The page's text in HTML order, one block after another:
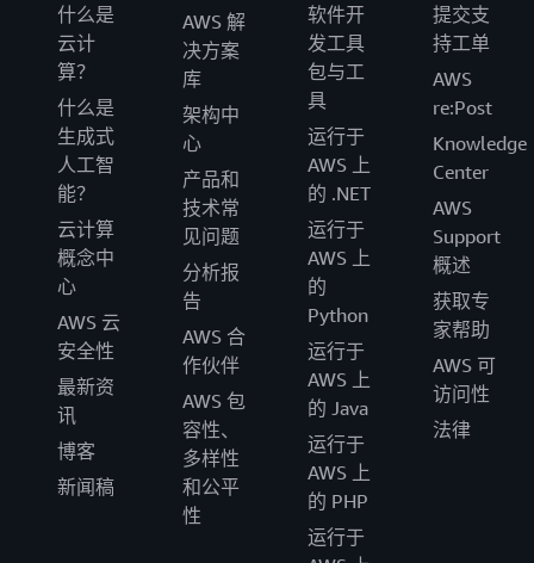
什么是
云计
算？
什么是
生成式
人工智
能？
云计算
概念中
心
AWS 云
安全性
最新资
讯
博客
新闻稿
AWS 解
决方案
库
架构中
心
产品和
技术常
见问题
分析报
告
AWS 合
作伙伴
AWS 包
容性、
多样性
和公平
性
软件开
发工具
包与工
具
运行于
AWS 上
的 .NET
运行于
AWS 上
的
Python
运行于
AWS 上
的 Java
运行于
AWS 上
的 PHP
运行于
提交支
持工单
AWS
re:Post
Knowledge
Center
AWS
Support
概述
获取专
家帮助
AWS 可
访问性
法律